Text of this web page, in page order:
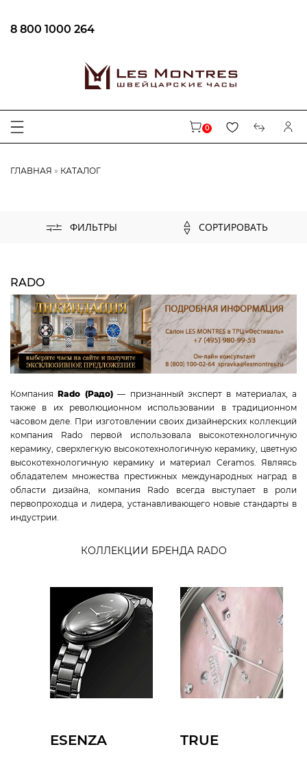
8 800 1000 264
0
ГЛАВНАЯ КАТАЛОГ
ФИЛЬТРЫ СОРТИРОВАТЬ
CARL VON ZEYTEN
LONGINES
TISSOT
CANDINO
JACQUES LEMANS
TAG HEUER
CERTINA
RADO
SWISS MILITARY HANOWA
ROAMER
CLAUDE BERNARD
MICHEL HERBELIN
VICTORINOX
КОЛЛЕКЦИИ
RADO
КомпанияRado (Радо)— признанный эксперт в материалах, а
также в их революционном использовании в традиционном
часовом деле. При изготовлении своих дизайнерских коллекций
компания Rado первой использовала высокотехнологичную
керамику, сверхлегкую высокотехнологичную керамику, цветную
высокотехнологичную керамику и материал Ceramos. Являясь
обладателем множества престижных международных наград в
области дизайна, компания Rado всегда выступает в роли
первопроходца и лидера, устанавливающего новые стандарты в
индустрии.
КОЛЛЕКЦИИ БРЕНДА RADO
ESENZA TRUE